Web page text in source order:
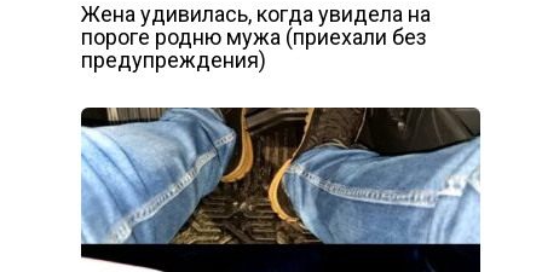
Жена удивилась, когда увидела на
пороге родню мужа (приехали без
предупреждения)